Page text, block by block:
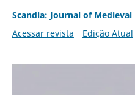
Scandia: Journal of
Acessar revista
Edição Atual